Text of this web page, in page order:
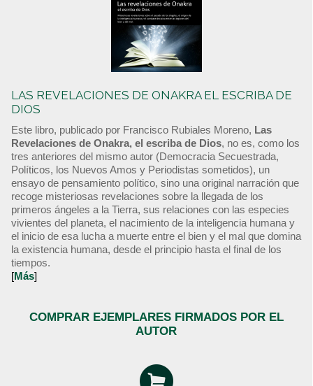
LAS REVELACIONES DE ONAKRA EL ESCRIBA DE
DIOS
Este libro, publicado por Francisco Rubiales Moreno, Las
Revelaciones de Onakra, el escriba de Dios, no es, como los
tres anteriores del mismo autor (Democracia Secuestrada,
Políticos, los Nuevos Amos y Periodistas sometidos), un
ensayo de pensamiento político, sino una original narración que
recoge misteriosas revelaciones sobre la llegada de los
primeros ángeles a la Tierra, sus relaciones con las especies
vivientes del planeta, el nacimiento de la inteligencia humana y
el inicio de esa lucha a muerte entre el bien y el mal que domina
la existencia humana, desde el principio hasta el final de los
tiempos.
[Más]
COMPRAR EJEMPLARES FIRMADOS POR EL
AUTOR